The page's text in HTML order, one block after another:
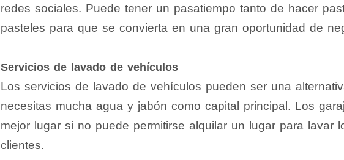
redes sociales. Puede tener un pasatiempo tanto de hacer
pasteles para que se convierta en una gran oportunidad de
Servicios de lavado de vehículos
Los servicios de lavado de vehículos pueden ser una
necesitas mucha agua y jabón como capital principal. Los
mejor lugar si no puede permitirse alquilar un lugar para lavar
clientes.